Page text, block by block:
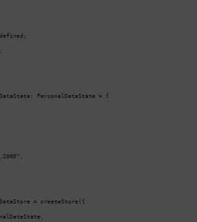
PersonalDataState = {
= createStore({